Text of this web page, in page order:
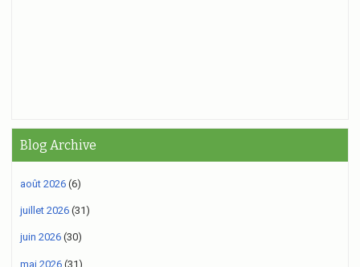
Blog Archive
août 2026 (6)
juillet 2026 (31)
juin 2026 (30)
mai 2026 (31)